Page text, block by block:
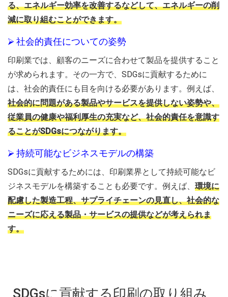
る、エネルギー効率を改善するなどして、エネルギーの削
減に取り組むことができます。
⮚ 社会的責任についての姿勢
印刷業では、顧客のニーズに合わせて製品を提供すること
が求められます。その一方で、SDGsに貢献するために
は、社会的責任にも目を向ける必要があります。例えば、
社会的に問題がある製品やサービスを提供しない姿勢や、
従業員の健康や福利厚生の充実など、社会的責任を意識す
ることがSDGsにつながります。
⮚ 持続可能なビジネスモデルの構築
SDGsに貢献するためには、印刷業界として持続可能なビ
ジネスモデルを構築することも必要です。例えば、 環境に
配慮した製造工程、サプライチェーンの見直し、社会的な
ニーズに応える製品・サービスの提供などが考えられま
す。
SDGsに貢献する印刷の取り組み